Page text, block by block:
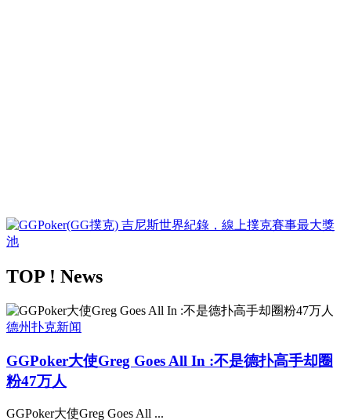
TOP ! News
德州扑克新闻
GGPoker大使Greg Goes All In :不是德扑高手却圈
粉47万人
GGPoker大使Greg Goes All ...